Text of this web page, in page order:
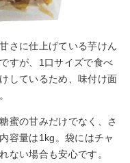
さに仕上げている芋けん
すが、1口サイズで食べ
しているため、味付け面
蜜の甘みだけでなく、さ
容量は1kg。袋にはチャ
ない場合も安心です。